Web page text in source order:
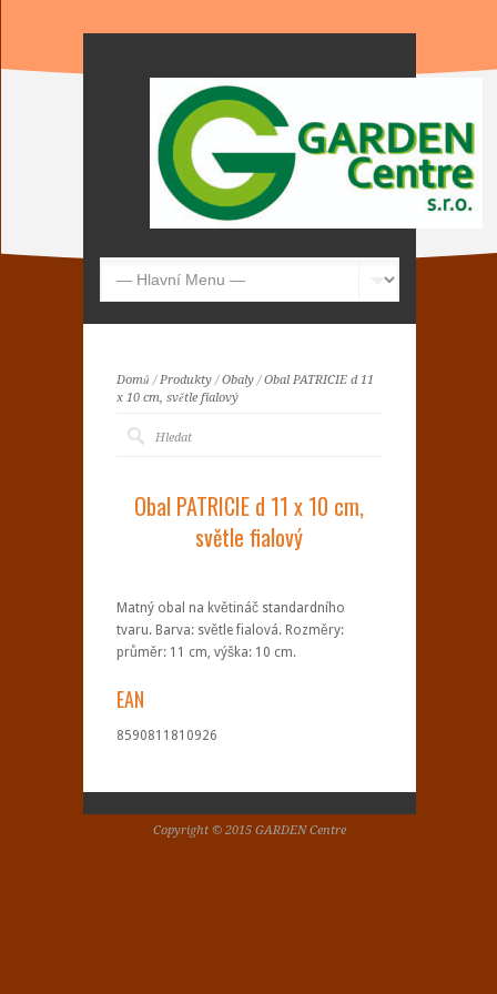
Domů /Produkty/Obaly/Obal PATRICIE d 11
x 10 cm, světle fialový
Obal PATRICIE d 11 x 10 cm,
světle fialový
Matný obal na květináč standardního
tvaru. Barva: světle fialová. Rozměry:
průměr: 11 cm, výška: 10 cm.
EAN
8590811810926
Copyright © 2015 GARDEN Centre